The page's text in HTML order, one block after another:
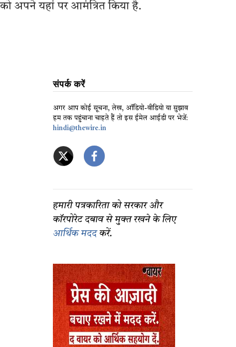
को अपने यहां पर आमंत्रित किया है.
संपर्क करें
अगर आप कोई सूचना, लेख, ऑडियो-वीडियो या सुझाव
हम तक पहुंचाना चाहते हैं तो इस ईमेल आईडी पर भेजें:
hindi@thewire.in
हमारी पत्रकारिता को सरकार और
कॉरपोरेट दबाव से मुक्त रखने के लिए
आर्थिक मददकरें.